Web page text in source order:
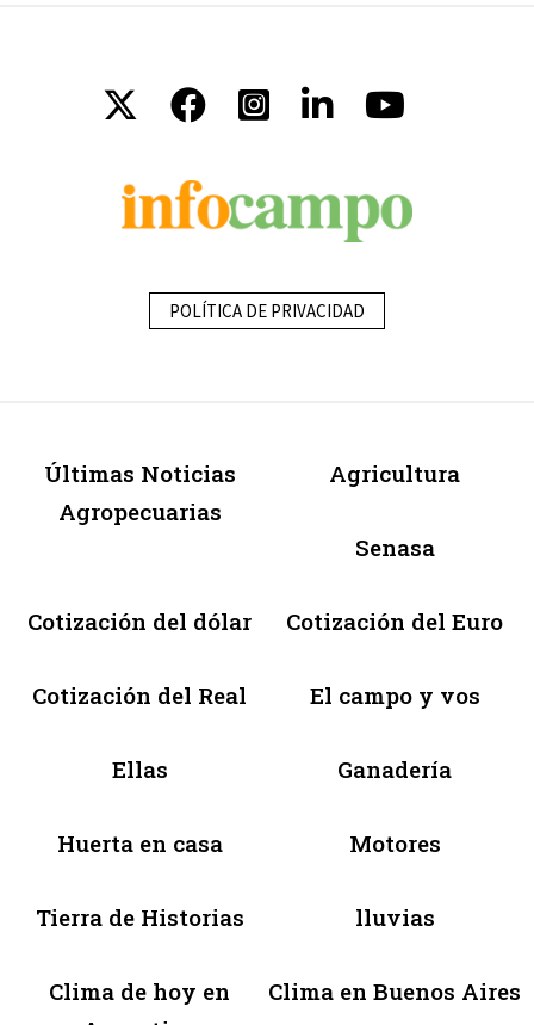
POLÍTICA DE PRIVACIDAD
Últimas Noticias
Agropecuarias
Agricultura
Senasa
Cotización del dólar Cotización del Euro
Cotización del Real El campo y vos
Ellas Ganadería
Huerta en casa Motores
Tierra de Historias lluvias
Clima de hoy en
Clima en Buenos Aires